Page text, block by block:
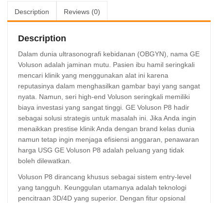
Description Reviews (0)
Description
Dalam dunia ultrasonografi kebidanan (OBGYN), nama GE
Voluson adalah jaminan mutu. Pasien ibu hamil seringkali
mencari klinik yang menggunakan alat ini karena
reputasinya dalam menghasilkan gambar bayi yang sangat
nyata. Namun, seri high-end Voluson seringkali memiliki
biaya investasi yang sangat tinggi. GE Voluson P8 hadir
sebagai solusi strategis untuk masalah ini. Jika Anda ingin
menaikkan prestise klinik Anda dengan brand kelas dunia
namun tetap ingin menjaga efisiensi anggaran, penawaran
harga USG GE Voluson P8 adalah peluang yang tidak
boleh dilewatkan.
Voluson P8 dirancang khusus sebagai sistem entry-level
yang tangguh. Keunggulan utamanya adalah teknologi
pencitraan 3D/4D yang superior. Dengan fitur opsional